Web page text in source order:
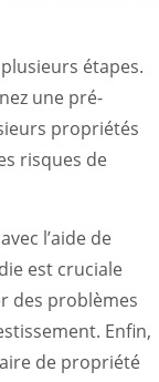
étapes.
une pré-
propriétés
risques de
l’aide de
est cruciale
des problèmes
Enfin,
de propriété